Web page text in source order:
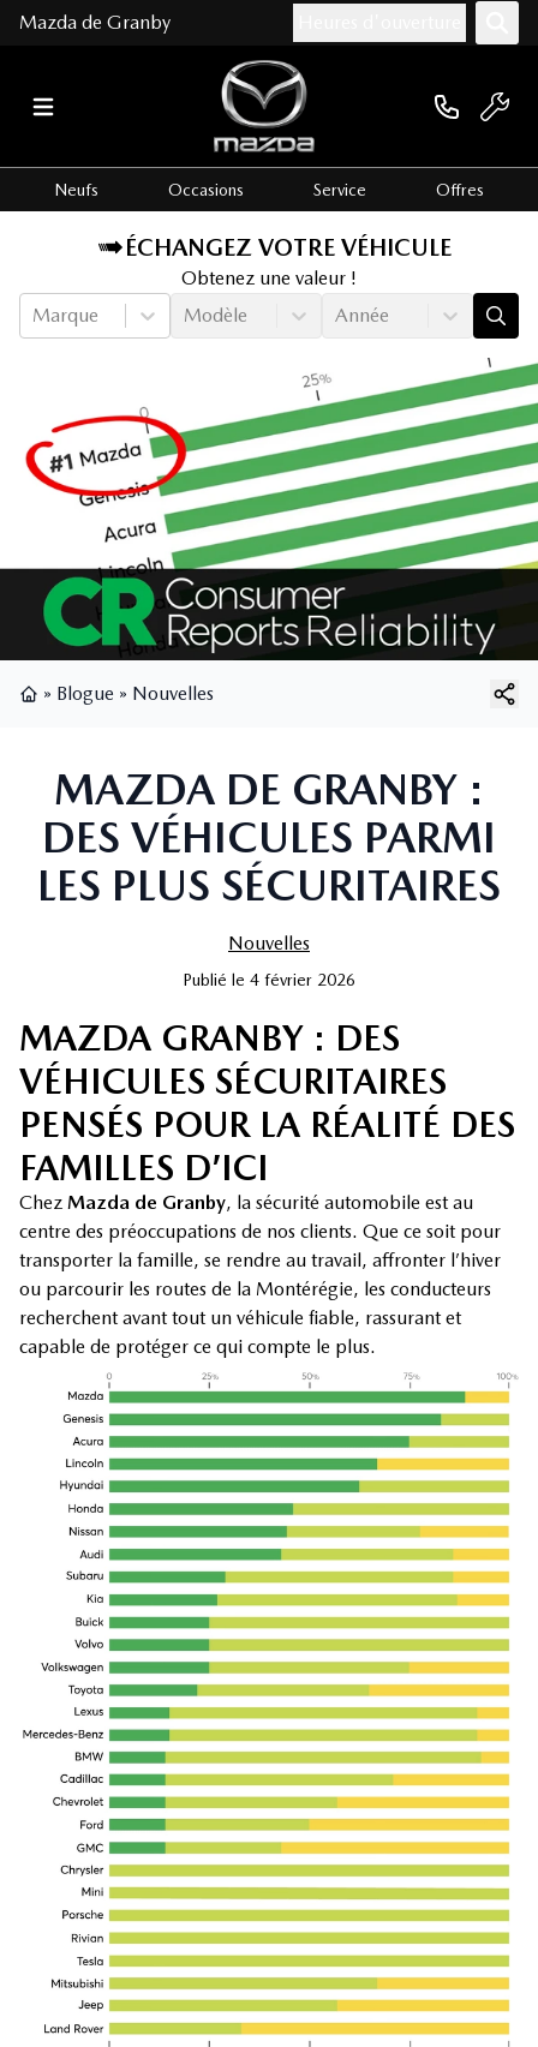
Mazda de Granby
Neufs Occasions Service Offres
ÉCHANGEZ VOTRE VÉHICULE
Obtenez une valeur !
Marque
Modèle Année
» Blogue » Nouvelles
MAZDA DE GRANBY :
DES VÉHICULES PARMI
LES PLUS SÉCURITAIRES
Nouvelles
Publié le 4 février 2026
MAZDA GRANBY : DES
VÉHICULES SÉCURITAIRES
PENSÉS POUR LA RÉALITÉ DES
FAMILLES D’ICI
Chez Mazda de Granby, la sécurité automobile est au
centre des préoccupations de nos clients. Que ce soit pour
transporter la famille, se rendre au travail, affronter l’hiver
ou parcourir les routes de la Montérégie, les conducteurs
recherchent avant tout un véhicule fiable, rassurant et
capable de protéger ce qui compte le plus.